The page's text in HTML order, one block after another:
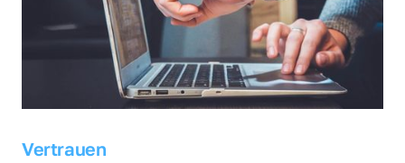
Vertrauen